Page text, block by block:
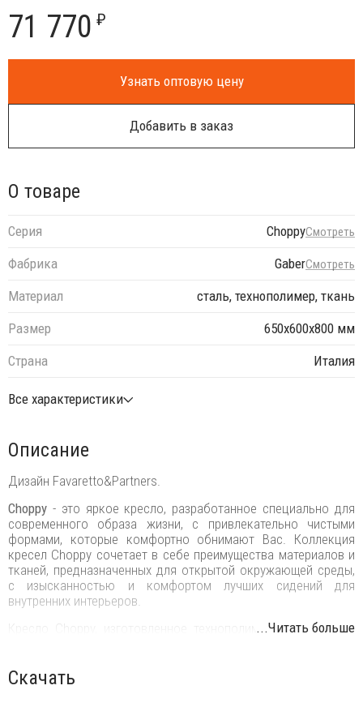
71 770 ₽
Узнать оптовую цену
Добавить в заказ
О товаре
Серия ChoppyСмотреть
Фабрика GaberСмотреть
Материал
сталь, технополимер, ткань
Размер
650х600х800 мм
Страна
Италия
Все характеристики
Описание
Дизайн Favaretto&Partners.
Choppy - это яркое кресло, разработанное специально для
современного образа жизни, с привлекательно чистыми
формами, которые комфортно обнимают Вас. Коллекция
кресел Choppy сочетает в себе преимущества материалов и
тканей, предназначенных для открытой окружающей среды,
с изысканностью и комфортом лучших сидений для
внутренних интерьеров.
Кресло Choppy, изготовленное технополимера со съемной
подушками, всегда рады приветствовать Вас.
...Читать больше
Скачать